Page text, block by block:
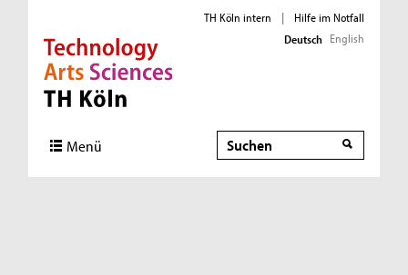
Direkt zur Hauptnavigation
Direkt zur Subnavigation
Direkt zum Inhalt
Direkt zum Fußbereich
TH Köln intern |
Hilfe im Notfall
Deutsch English
Menü Suche
Suche